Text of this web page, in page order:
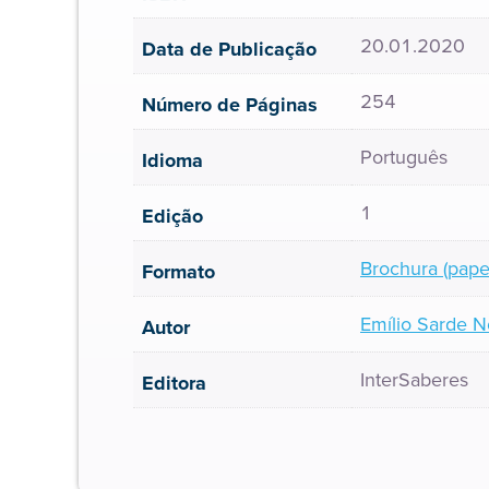
Data de Publicação 20.01.2020
Número de Páginas 254
Idioma Português
Edição 1
Formato Brochura
Autor Emílio Sarde
Editora InterSaberes